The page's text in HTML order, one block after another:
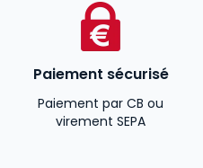
Paiement sécurisé
Paiement par CB ou
virement SEPA